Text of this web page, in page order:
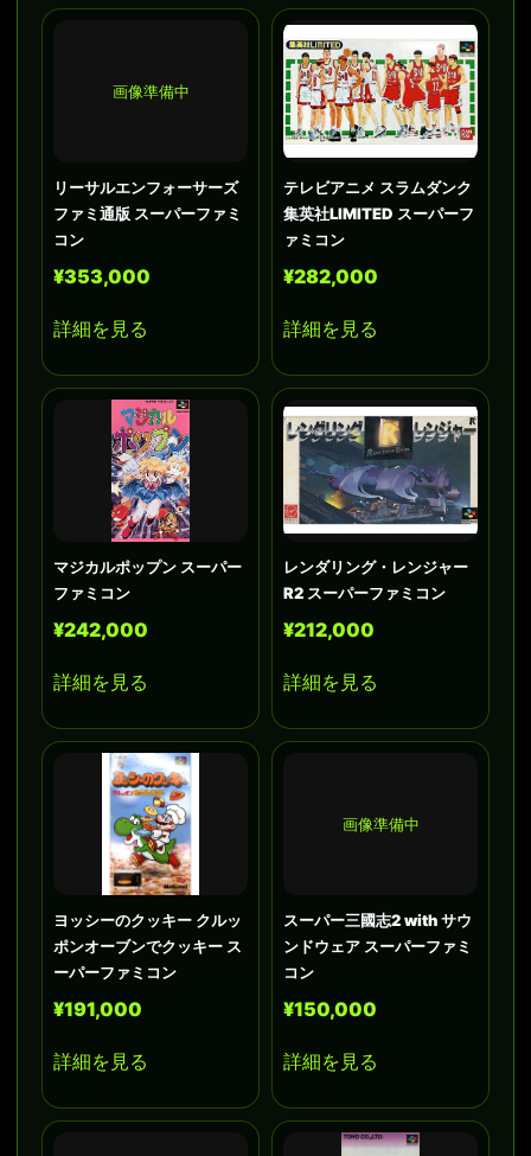
画像準備中
リーサルエンフォーサーズ
ファミ通版 スーパーファミ
コン
¥353,000
詳細を見る
テレビアニメ スラムダンク
集英社LIMITED スーパーフ
ァミコン
¥282,000
詳細を見る
マジカルポップン スーパー
ファミコン
¥242,000
詳細を見る
レンダリング・レンジャー
R2 スーパーファミコン
¥212,000
詳細を見る
ヨッシーのクッキー クルッ
ポンオーブンでクッキー ス
ーパーファミコン
¥191,000
詳細を見る
画像準備中
スーパー三國志2 with サウ
ンドウェア スーパーファミ
コン
¥150,000
詳細を見る